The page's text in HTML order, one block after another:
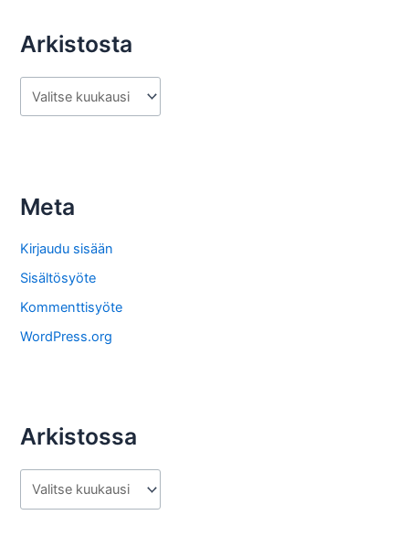
Arkistosta
r
s
o
s
t
a
Meta
Kirjaudu sisään
Sisältösyöte
Kommenttisyöte
WordPress.org
Arkistossa
r